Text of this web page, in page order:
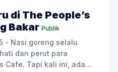
di The People’s
Bakar Publik
- Nasi goreng selalu
dan perut para
ini, ada